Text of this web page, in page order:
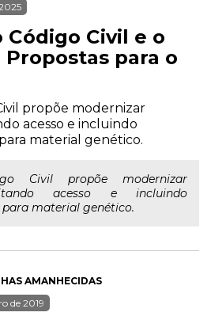
Civil e o
para o
propõe modernizar
acesso e incluindo
material genético.
Civil propõe modernizar
acesso e incluindo
material genético.
AMANHECIDAS
de 2019